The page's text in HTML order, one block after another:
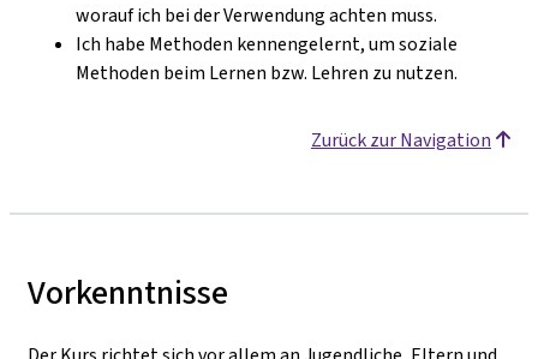
worauf ich bei der Verwendung achten muss.
Ich habe Methoden kennengelernt, um soziale
Methoden beim Lernen bzw. Lehren zu nutzen.
Zurück zur Navigation
Vorkenntnisse